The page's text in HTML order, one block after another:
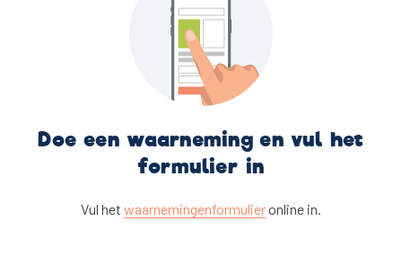
Doe een waarneming en vul het
formulier in
Vul het waarnemingenformulieronline in.